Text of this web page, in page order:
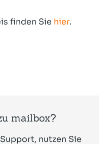
finden Sie hier.
mailbox?
nutzen Sie